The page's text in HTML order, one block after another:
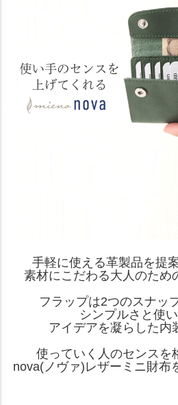
手軽に使える革製品を提
素材にこだわる大人のため
フラップは2つのスナッ
シンプルさと使い
アイデアを凝らした内
使っていく人のセンスを
nova(ノヴァ)レザーミニ財布